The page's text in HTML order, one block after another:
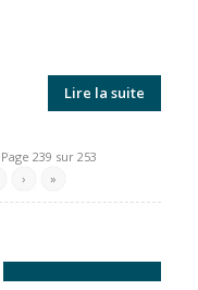
Lire la suite
Page 239 sur 253
› »